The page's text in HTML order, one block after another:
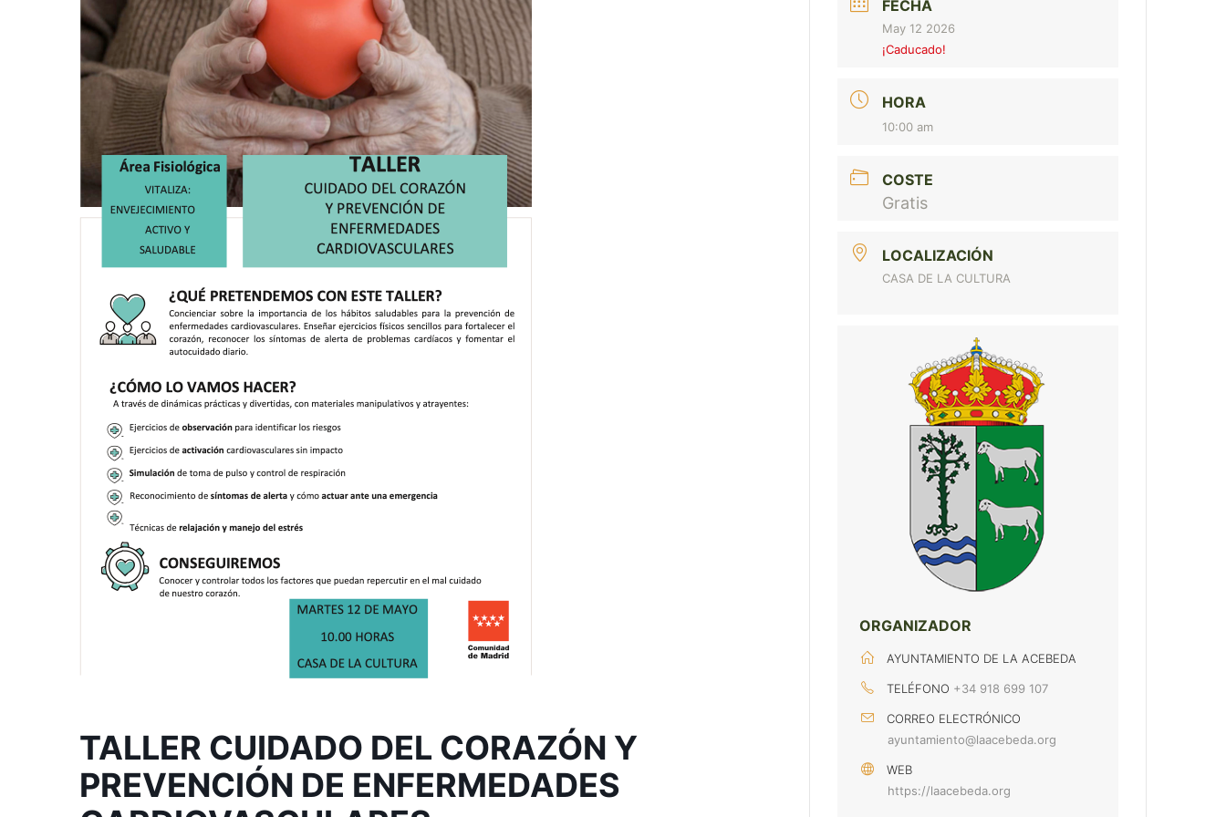
TALLER CUIDADO DEL CORAZÓN Y
PREVENCIÓN DE ENFERMEDADES
FECHA
May 12 2026
¡Caducado!
HORA
10:00 am
COSTE
Gratis
LOCALIZACIÓN
CASA DE LA CULTURA
ORGANIZADOR
AYUNTAMIENTO DE LA ACEBEDA
TELÉFONO +34 918 699 107
CORREO ELECTRÓNICO
ayuntamiento@laacebeda.org
WEB
https://laacebeda.org